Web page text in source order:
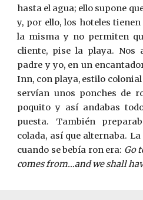
hasta el agua; ello supone
y, por ello, los hoteles
la misma y no permiten
cliente, pise la playa. Nos
padre y yo, en un
Inn, con playa, estilo colonial
servían unos ponches de
poquito y así andabas
puesta. También
colada, así que alternaba.
cuando se bebía ron era: Go
comes from…and we shall